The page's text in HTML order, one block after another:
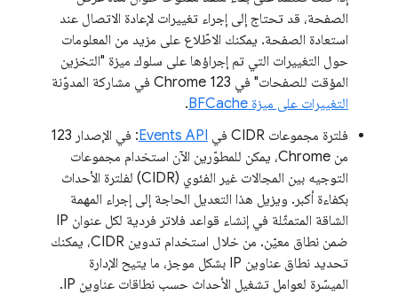
الصفحة، قد تحتاج إلى إجراء تغييرات لإعادة الاتصال عند
استعادة الصفحة. يمكنك الاطّلاع على مزيد من المعلومات
حول التغييرات التي تم إجراؤها على سلوك ميزة "التخزين
المؤقت للصفحات" في Chrome 123 في مشاركة المدوّنة
التغييرات على ميزة BFCache
.
فلترة مجموعات CIDR في
Events API
: في الإصدار 123
من Chrome، يمكن للمطوّرين الآن استخدام مجموعات
التوجيه بين المجالات غير الفئوي (CIDR) لفلترة الأحداث
بكفاءة أكبر. ويزيل هذا التعديل الحاجة إلى إجراء المهمة
الشاقة المتمثّلة في إنشاء قواعد فلاتر فردية لكل عنوان IP
ضمن نطاق معيّن. من خلال استخدام تدوين CIDR، يمكنك
تحديد نطاق عناوين IP بشكل موجز، ما يتيح الإدارة
الميسّرة لعوامل تشغيل الأحداث حسب نطاقات عناوين IP.